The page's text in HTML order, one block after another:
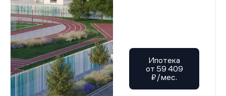
Ипотека
от 59 409
₽/мес.